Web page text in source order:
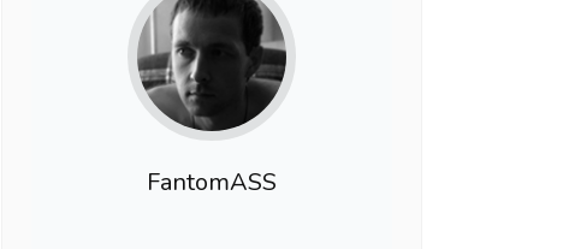
FantomASS